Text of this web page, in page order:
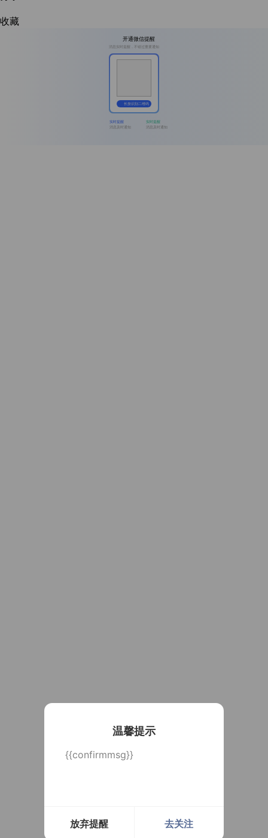
收藏
开通微信提醒
消息实时提醒，不错过重要通知
长按识别二维码
实时提醒
消息及时通知
实时提醒
消息及时通知
温馨提示
{{confirmmsg}}
放弃提醒 去关注